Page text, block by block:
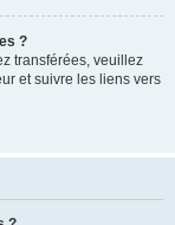
?
transférées, veuillez
et suivre les liens vers